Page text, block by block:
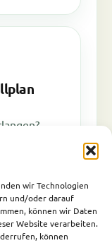
wir Technologien
und/oder darauf
können wir Daten
Website verarbeiten.
können
kurze
Das